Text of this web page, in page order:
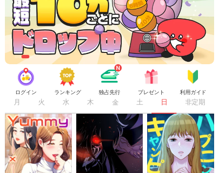
ログイン ランキング 独占先行 プレゼント 利用ガイド
月 火 水 木 金 土 日 非定期